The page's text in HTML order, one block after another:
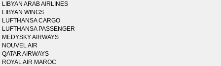
LIBYAN ARAB AIRLINES
LIBYAN WINGS
LUFTHANSA CARGO
LUFTHANSA PASSENGER
MEDYSKY AIRWAYS
NOUVEL AIR
QATAR AIRWAYS
ROYAL AIR MAROC